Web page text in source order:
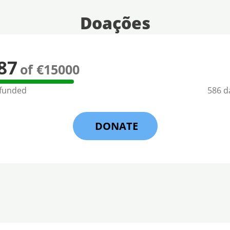
Doações
of €15000
586
DONATE